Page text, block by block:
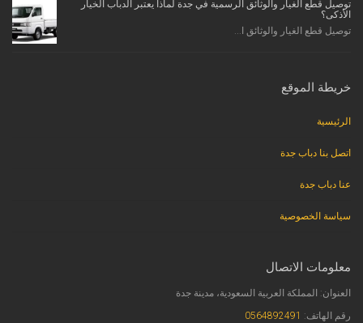
توصيل قطع الغيار والوثائق الرسمية في جدة لماذا يعتبر الدباب الخيار
الأذكى؟
توصيل قطع الغيار والوثائق ا...
خريطة الموقع
الرئيسية
اتصل بنا دباب جدة
عنا دباب جدة
سياسة الخصوصية
معلومات الاتصال
العنوان: المملكة العربية السعودية، مدينة جدة
رقم الهاتف: 0564892491